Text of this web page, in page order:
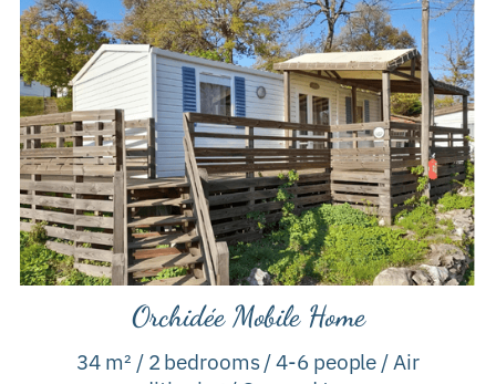
Orchidée Mobile Home
34 m² / 2 bedrooms / 4-6 people / Air